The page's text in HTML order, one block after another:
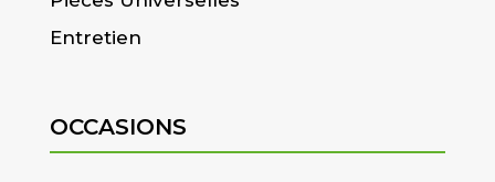
Entretien
OCCASIONS